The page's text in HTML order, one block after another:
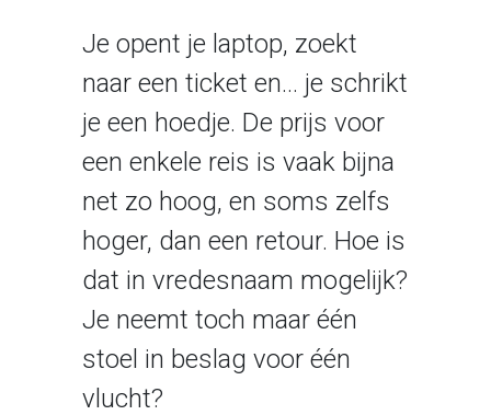
Je opent je laptop, zoekt
naar een ticket en… je schrikt
je een hoedje. De prijs voor
een enkele reis is vaak bijna
net zo hoog, en soms zelfs
hoger, dan een retour. Hoe is
dat in vredesnaam mogelijk?
Je neemt toch maar één
stoel in beslag voor één
vlucht?